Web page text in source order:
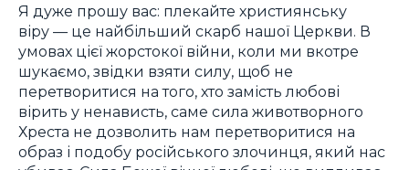
Я дуже прошу вас: плекайте християнську
віру — це найбільший скарб нашої Церкви. В
умовах цієї жорстокої війни, коли ми вкотре
шукаємо, звідки взяти силу, щоб не
перетворитися на того, хто замість любові
вірить у ненависть, саме сила животворного
Хреста не дозволить нам перетворитися на
образ і подобу російського злочинця, який нас